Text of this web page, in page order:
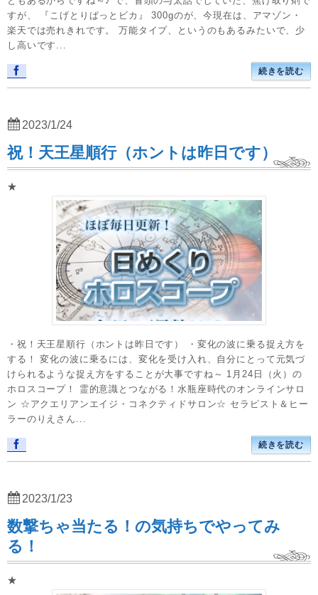
すが、 『こげとりぱっとビカ』 300gのが、今現在は、アマゾン・
楽天では売れきれです。 万能タイプ、というのもあるみたいで、少
し高いです...
続きを読む
祝！天王星順行（ホントは昨日です）
★
・祝！天王星順行（ホントは昨日です） ・変化の波に乗る捉え方を
する！ 変化の波に乗るには、変化を受け入れ、自分にとって元気づ
けられるような捉え方をすることが大事ですね～ 1月24日（火）の
ホロスコープ！ 霊的意識とつながる！水瓶座時代のオンラインサロ
ン ☆アクエリアンエイジ・コネクティドサロン☆ セラピスト＆ヒー
ラーのりえさん...
続きを読む
2023/1/24
数撃ちゃ当たる！の気持ちでやってみ
る！
★
2023/1/23